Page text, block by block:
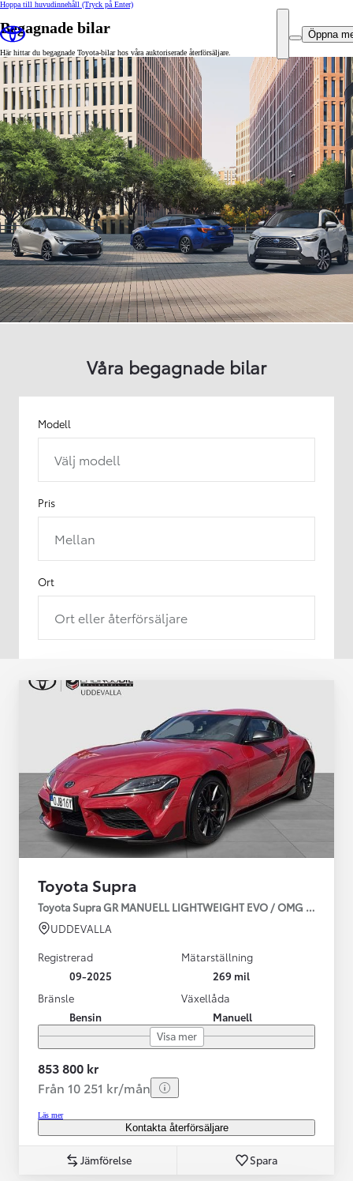
Hoppa till huvudinnehåll (Tryck på Enter)
Öppna
Begagnade bilar
Här hittar du begagnade Toyota-bilar hos våra auktoriserade återförsäljare.
Våra begagnade bilar
Modell
Välj modell
Pris
Mellan
Ort
Ort eller återförsäljare
Toyota Supra
Toyota Supra GR MANUELL LIGHTWEIGHT EVO / OMG LEV!
UDDEVALLA
Registrerad
09-2025
Mätarställning
269 mil
Bränsle
Bensin
Växellåda
Manuell
Visa mer
853 800 kr
Från 10 251 kr/mån
Läs mer
Kontakta återförsäljare
Jämförelse Spara